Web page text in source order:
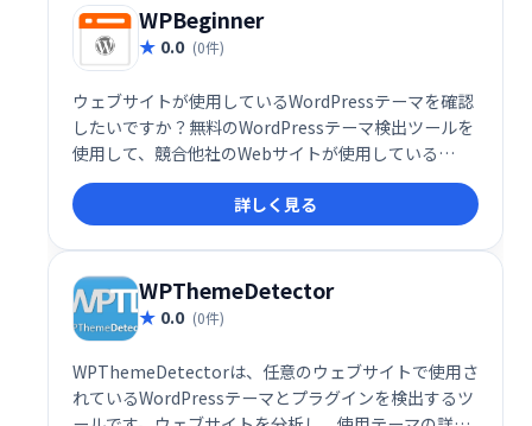
WPBeginner
0.0 (0件)
ウェブサイトが使用しているWordPressテーマを確認
したいですか？無料のWordPressテーマ検出ツールを
使用して、競合他社のWebサイトが使用している
WordPressテーマを確認します。
詳しく見る
WPThemeDetector
0.0 (0件)
WPThemeDetectorは、任意のウェブサイトで使用さ
れているWordPressテーマとプラグインを検出するツ